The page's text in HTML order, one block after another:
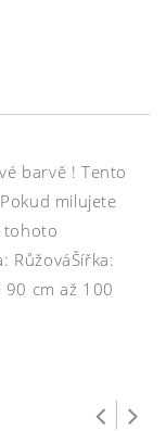
barvě ! Tento
milujete
tohoto
RůžováŠířka:
90 cm až 100